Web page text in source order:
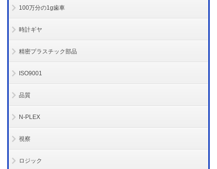
100万分の1g歯車
時計ギヤ
精密プラスチック部品
ISO9001
品質
N-PLEX
視察
ロジック